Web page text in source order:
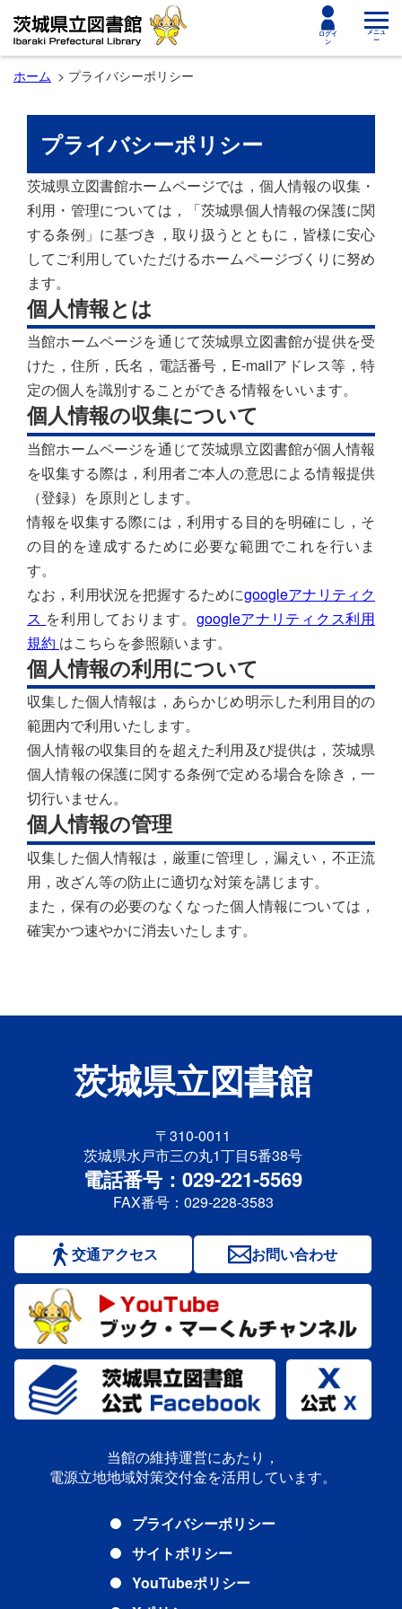
ログイ
ン
toggle
メニュ
ー
ホーム プライバシーポリシー
プライバシーポリシー
茨城県立図書館ホームページでは，個人情報の収集・
利用・管理については，「茨城県個人情報の保護に関
する条例」に基づき，取り扱うとともに，皆様に安心
してご利用していただけるホームページづくりに努め
ます。
個人情報とは
当館ホームページを通じて茨城県立図書館が提供を受
けた，住所，氏名，電話番号，E-mailアドレス等，特
定の個人を識別することができる情報をいいます。
個人情報の収集について
当館ホームページを通じて茨城県立図書館が個人情報
を収集する際は，利用者ご本人の意思による情報提供
（登録）を原則とします。
情報を収集する際には，利用する目的を明確にし，そ
の目的を達成するために必要な範囲でこれを行いま
す。
なお，利用状況を把握するためにgoogleアナリティク
ス を利用しております。 googleアナリティクス利用
規約 はこちらを参照願います。
個人情報の利用について
収集した個人情報は，あらかじめ明示した利用目的の
範囲内で利用いたします。
個人情報の収集目的を超えた利用及び提供は，茨城県
個人情報の保護に関する条例で定める場合を除き，一
切行いません。
個人情報の管理
収集した個人情報は，厳重に管理し，漏えい，不正流
用，改ざん等の防止に適切な対策を講じます。
また，保有の必要のなくなった個人情報については，
確実かつ速やかに消去いたします。
茨城県立図書館
〒310-0011
茨城県水戸市三の丸1丁目5番38号
電話番号：029-221-5569
FAX番号：029-228-3583
交通アクセス お問い合わせ
当館の維持運営にあたり，
電源立地地域対策交付金を活用しています。
プライバシーポリシー
サイトポリシー
YouTubeポリシー